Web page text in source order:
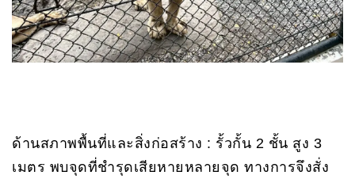
ด้านสภาพพื้นที่และสิ่งก่อสร้าง : รั้วกั้น 2 ชั้น สูง 3
เมตร พบจุดที่ชำรุดเสียหายหลายจุด ทางการจึงสั่ง